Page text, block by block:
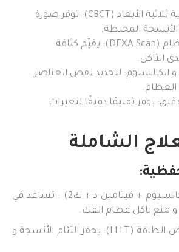
الأشعة المقطعية ثلاثية الأبعاد (CBCT): توفر صورة
المحيطة.
فحص كثافة العظام (DEXA Scan): يقيّم كثافة
التآكل.
و الكالسيوم: لتحديد نقص العناصر
يوفر تقييمًا دقيقًا لتغيرات
الشاملة
المكملات الذكية: (كالسيوم + فيتامين د + ك2) : تساعد في
منع تآكل عظام الفك.
العلاج بالليزر منخفض الطاقة (LLLT): يحفز التئام الأنسجة و